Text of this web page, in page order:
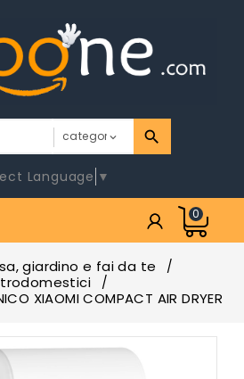
Language ▼
0
giardino e fai da te
XIAOMI COMPACT AIR DRYER